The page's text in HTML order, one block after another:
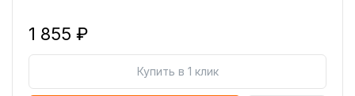
1 855 ₽
Купить в 1 клик